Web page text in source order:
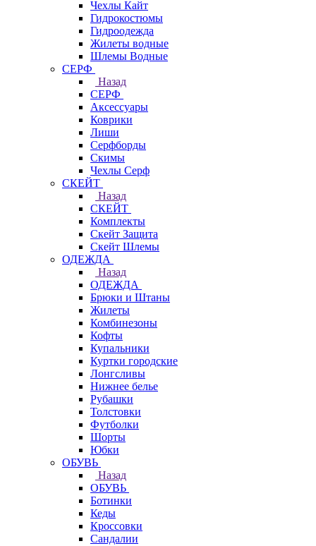
Чехлы Кайт
Гидрокостюмы
Гидроодежда
Жилеты водные
Шлемы Водные
СЕРФ
Назад
СЕРФ
Аксессуары
Коврики
Лиши
Серфборды
Скимы
Чехлы Cерф
СКЕЙТ
Назад
СКЕЙТ
Комплекты
Скейт Защита
Скейт Шлемы
ОДЕЖДА
Назад
ОДЕЖДА
Брюки и Штаны
Жилеты
Комбинезоны
Кофты
Купальники
Куртки городские
Лонгсливы
Нижнее белье
Рубашки
Толстовки
Футболки
Шорты
Юбки
ОБУВЬ
Назад
ОБУВЬ
Ботинки
Кеды
Кроссовки
Сандалии